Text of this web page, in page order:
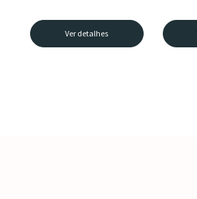
Ver detalhes